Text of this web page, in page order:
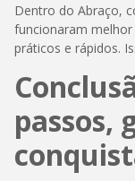
Dentro do Abraço,
funcionaram
práticos e rápidos.
passos,